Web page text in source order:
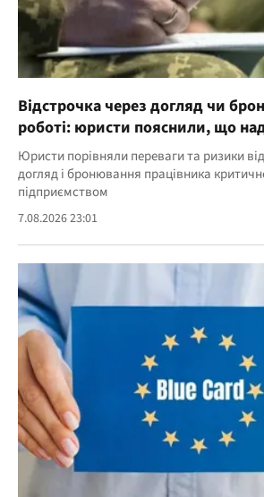
Відстрочка через догляд чи
роботі: юристи пояснили, що
Юристи порівняли переваги та ризики
догляд і бронювання працівника
підприємством
7.08.2026 23:01